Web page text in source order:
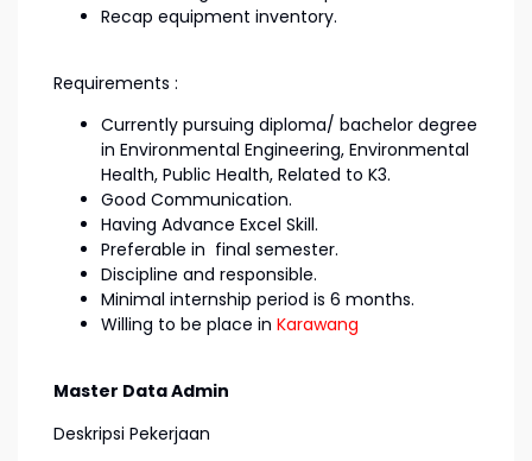
Recap equipment inventory.
Requirements :
Currently pursuing diploma/ bachelor degree
in Environmental Engineering, Environmental
Health, Public Health, Related to K3.
Good Communication.
Having Advance Excel Skill.
Preferable in final semester.
Discipline and responsible.
Minimal internship period is 6 months.
Willing to be place in Karawang
Master Data Admin
Deskripsi Pekerjaan